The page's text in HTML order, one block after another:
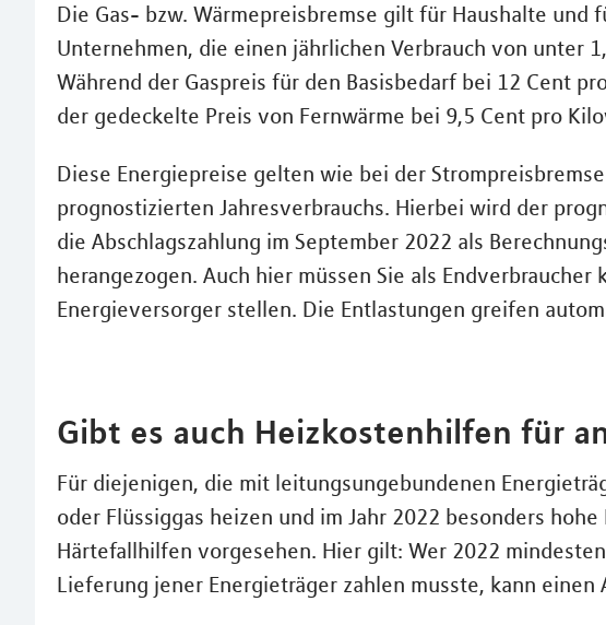
Die Gas- bzw. Wärmepreisbremse gilt für Haushalte und
Unternehmen, die einen jährlichen Verbrauch von unter
Während der Gaspreis für den Basisbedarf bei 12 Cent
der gedeckelte Preis von Fernwärme bei 9,5 Cent pro
Diese Energiepreise gelten wie bei der
prognostizierten Jahresverbrauchs. Hierbei wird der
die Abschlagszahlung im September 2022 als
herangezogen. Auch hier müssen Sie als
Energieversorger stellen. Die Entlastungen greifen
Gibt es auch Heizkostenhilfen für
Für diejenigen, die mit leitungsungebundenen
oder Flüssiggas heizen und im Jahr 2022 besonders
Härtefallhilfen vorgesehen. Hier gilt: Wer 2022
Lieferung jener Energieträger zahlen musste, kann